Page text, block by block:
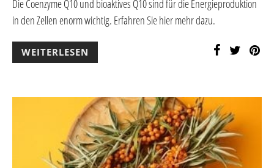
Die Coenzyme Q10 und bioaktives Q10 sind für die Energieproduktion
in den Zellen enorm wichtig. Erfahren Sie hier mehr dazu.
WEITERLESEN